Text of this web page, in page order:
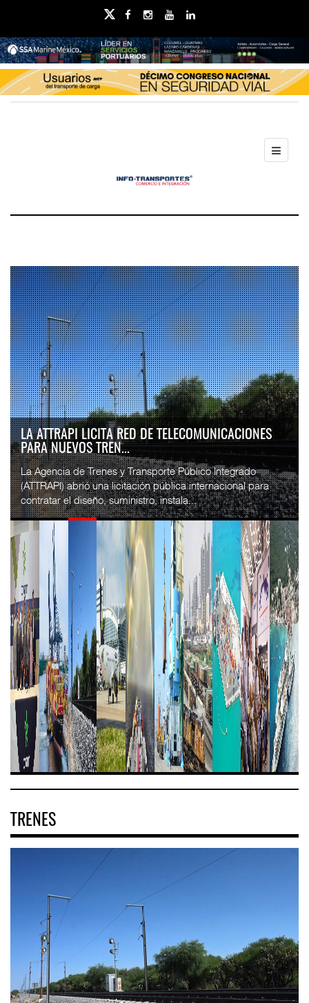
LA ATTRAPI LICITA RED DE TELECOMUNICACIONES
PARA NUEVOS TREN...
La Agencia de Trenes y Transporte Público Integrado
(ATTRAPI) abrió una licitación pública internacional para
contratar el diseño, suministro, instala...
TRENES